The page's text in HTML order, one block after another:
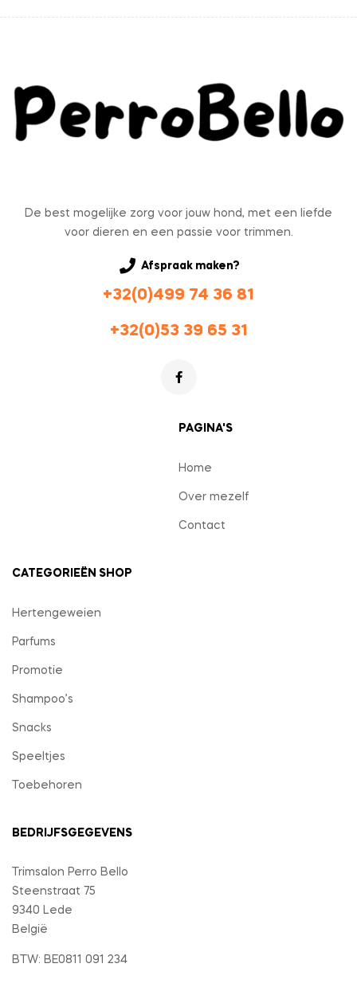
De best mogelijke zorg voor jouw hond, met een liefde
voor dieren en een passie voor trimmen.
Afspraak maken?
+32(0)499 74 36 81
+32(0)53 39 65 31
PAGINA'S
Home
Over mezelf
Contact
CATEGORIEËN SHOP
Hertengeweien
Parfums
Promotie
Shampoo’s
Snacks
Speeltjes
Toebehoren
BEDRIJFSGEGEVENS
Trimsalon Perro Bello
Steenstraat 75
9340 Lede
België
BTW: BE0811 091 234